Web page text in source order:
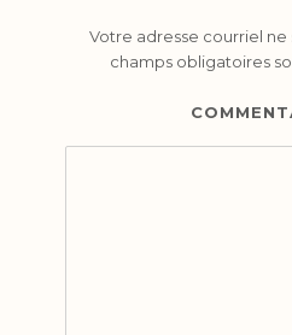
Votre adresse courriel ne
champs obligatoires